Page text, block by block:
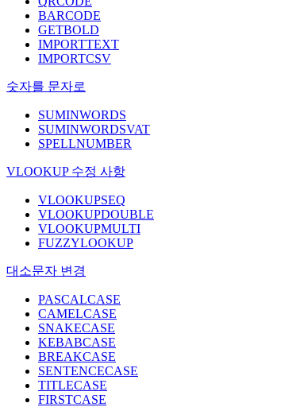
BARCODE
GETBOLD
IMPORTTEXT
IMPORTCSV
숫자를 문자로
SUMINWORDS
SUMINWORDSVAT
SPELLNUMBER
VLOOKUP 수정 사항
VLOOKUPSEQ
VLOOKUPDOUBLE
VLOOKUPMULTI
FUZZYLOOKUP
대소문자 변경
PASCALCASE
CAMELCASE
SNAKECASE
KEBABCASE
BREAKCASE
SENTENCECASE
TITLECASE
FIRSTCASE